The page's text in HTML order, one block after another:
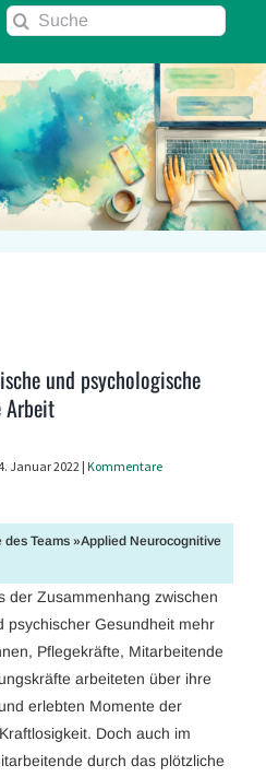
Suche
und psychologische
Arbeit
Januar 2022 | Kommentare
Teams »Applied Neurocognitive
der Zusammenhang zwischen
psychischer Gesundheit mehr
Pflegekräfte, Mitarbeitende
arbeiteten über ihre
erlebten Momente der
Doch auch im
durch das plötzliche